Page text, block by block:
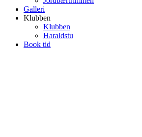
Galleri
Klubben
Klubben
Haraldstu
Book tid